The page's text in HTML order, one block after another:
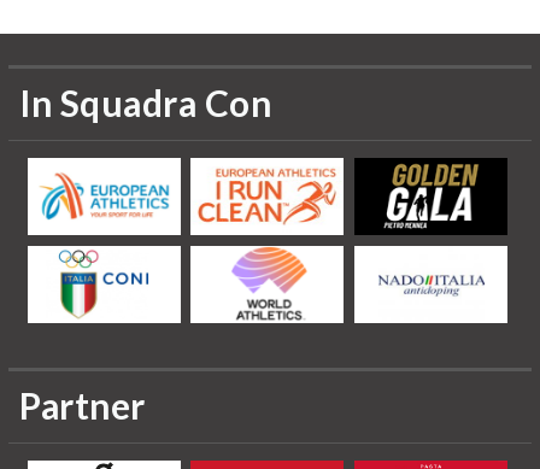
In Squadra Con
Partner